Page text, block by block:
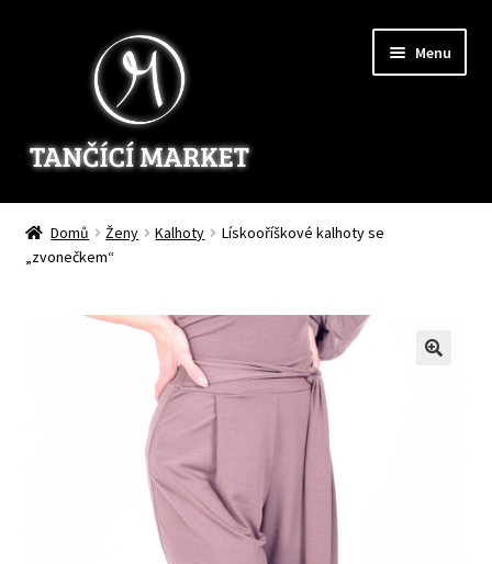
Menu
Home
Ženy
Domů Ženy Kalhoty
Lískooříškové kalhoty se
„zvonečkem“